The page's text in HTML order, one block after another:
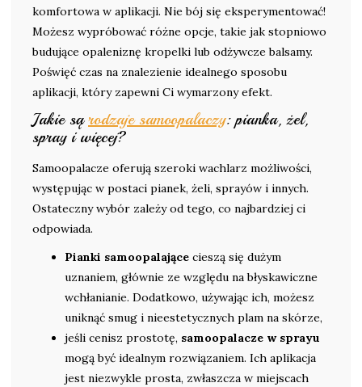
komfortowa w aplikacji. Nie bój się eksperymentować!
Możesz wypróbować różne opcje, takie jak stopniowo
budujące opaleniznę kropelki lub odżywcze balsamy.
Poświęć czas na znalezienie idealnego sposobu
aplikacji, który zapewni Ci wymarzony efekt.
Jakie sąrodzaje samoopalaczy: pianka, żel,
spray i więcej?
Samoopalacze oferują szeroki wachlarz możliwości,
występując w postaci pianek, żeli, sprayów i innych.
Ostateczny wybór zależy od tego, co najbardziej ci
odpowiada.
Pianki samoopalające cieszą się dużym
uznaniem, głównie ze względu na błyskawiczne
wchłanianie. Dodatkowo, używając ich, możesz
uniknąć smug i nieestetycznych plam na skórze,
jeśli cenisz prostotę, samoopalacze w sprayu
mogą być idealnym rozwiązaniem. Ich aplikacja
jest niezwykle prosta, zwłaszcza w miejscach